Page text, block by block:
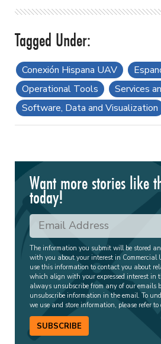
Conexión Hispana UAV
Operational Tools
Services
Software, Data and Visualization
Want more stories like
today!
The information you submit will be stored
with you about your interest in Commercial
use this information to contact you about
which align with your expressed interest in
always unsubscribe from any of our emails
unsubscribe information in the email. To
we use and store information, please refer to
SUBSCRIBE